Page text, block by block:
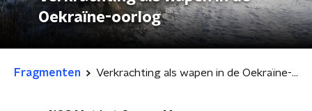
Oekraïne-oorlog
Fragmenten Verkrachting als wapen in de Oekraïne-oorlog